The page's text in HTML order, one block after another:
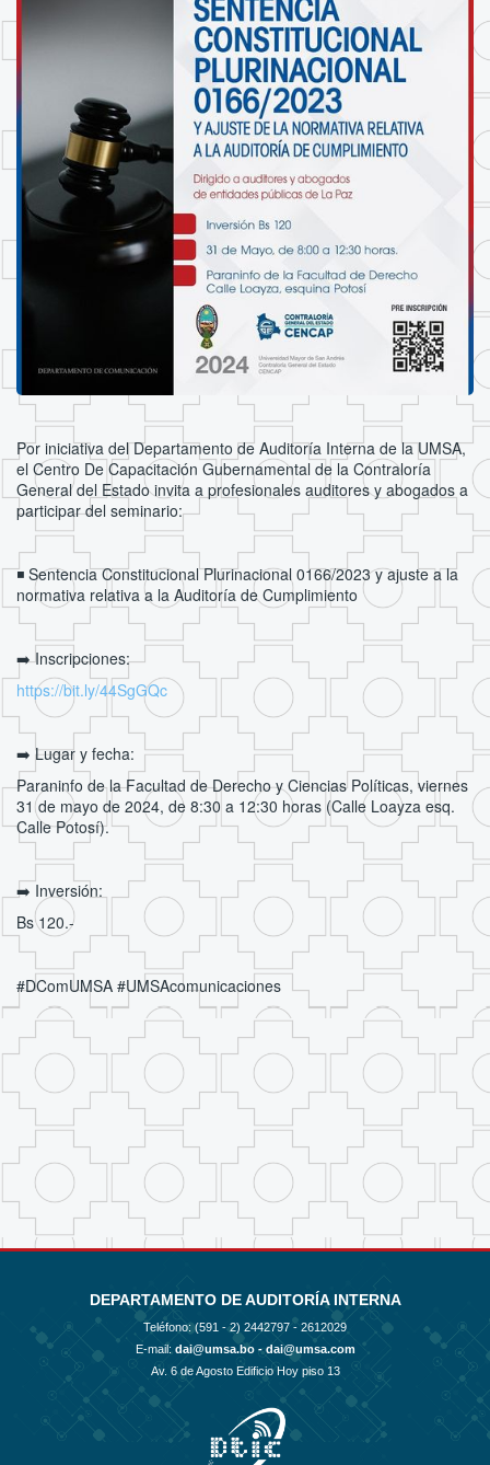
Por iniciativa del Departamento de Auditoría Interna de la UMSA,
el Centro De Capacitación Gubernamental de la Contraloría
General del Estado invita a profesionales auditores y abogados a
participar del seminario:
◾ Sentencia Constitucional Plurinacional 0166/2023 y ajuste a la
normativa relativa a la Auditoría de Cumplimiento
➡️ Inscripciones:
https://bit.ly/44SgGQc
➡️ Lugar y fecha:
Paraninfo de la Facultad de Derecho y Ciencias Políticas, viernes
31 de mayo de 2024, de 8:30 a 12:30 horas (Calle Loayza esq.
Calle Potosí).
➡️ Inversión:
Bs 120.-
#DComUMSA #UMSAcomunicaciones
DEPARTAMENTO DE AUDITORÍA INTERNA
Teléfono: (591 - 2) 2442797 - 2612029
E-mail: dai@umsa.bo - dai@umsa.com
Av. 6 de Agosto Edificio Hoy piso 13